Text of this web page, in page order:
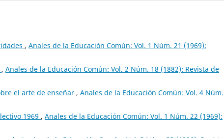
, Anales de la Educación Común: Vol. 1 Núm. 21 (1969):
, Anales de la Educación Común: Vol. 2 Núm. 18 (1882): Revista de
el arte de enseñar , Anales de la Educación Común: Vol. 4 Núm.
1969 , Anales de la Educación Común: Vol. 1 Núm. 22 (1969):